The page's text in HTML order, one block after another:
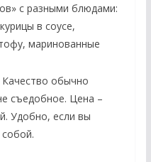
с разными блюдами:
в соусе,
маринованные
Качество обычно
съедобное. Цена –
Удобно, если вы